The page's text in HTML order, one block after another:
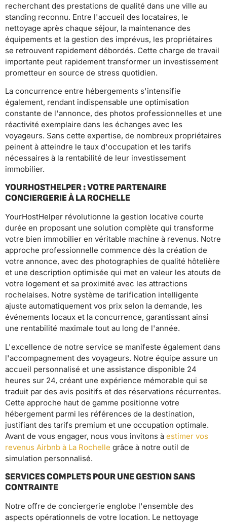
recherchant des prestations de qualité dans une ville au
standing reconnu. Entre l'accueil des locataires, le
nettoyage après chaque séjour, la maintenance des
équipements et la gestion des imprévus, les propriétaires
se retrouvent rapidement débordés. Cette charge de travail
importante peut rapidement transformer un investissement
prometteur en source de stress quotidien.
La concurrence entre hébergements s'intensifie
également, rendant indispensable une optimisation
constante de l'annonce, des photos professionnelles et une
réactivité exemplaire dans les échanges avec les
voyageurs. Sans cette expertise, de nombreux propriétaires
peinent à atteindre le taux d'occupation et les tarifs
nécessaires à la rentabilité de leur investissement
immobilier.
YOURHOSTHELPER : VOTRE PARTENAIRE
CONCIERGERIE À LA ROCHELLE
YourHostHelper révolutionne la gestion locative courte
durée en proposant une solution complète qui transforme
votre bien immobilier en véritable machine à revenus. Notre
approche professionnelle commence dès la création de
votre annonce, avec des photographies de qualité hôtelière
et une description optimisée qui met en valeur les atouts de
votre logement et sa proximité avec les attractions
rochelaises. Notre système de tarification intelligente
ajuste automatiquement vos prix selon la demande, les
événements locaux et la concurrence, garantissant ainsi
une rentabilité maximale tout au long de l'année.
L'excellence de notre service se manifeste également dans
l'accompagnement des voyageurs. Notre équipe assure un
accueil personnalisé et une assistance disponible 24
heures sur 24, créant une expérience mémorable qui se
traduit par des avis positifs et des réservations récurrentes.
Cette approche haut de gamme positionne votre
hébergement parmi les références de la destination,
justifiant des tarifs premium et une occupation optimale.
Avant de vous engager, nous vous invitons à estimer vos
revenus Airbnb à La Rochelle grâce à notre outil de
simulation personnalisé.
SERVICES COMPLETS POUR UNE GESTION SANS
CONTRAINTE
Notre offre de conciergerie englobe l'ensemble des
aspects opérationnels de votre location. Le nettoyage